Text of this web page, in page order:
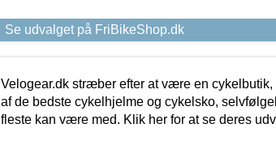
Se udvalget på FriBikeShop.dk
Velogear.dk stræber efter at være en cykelbutik,
af de bedste cykelhjelme og cykelsko,
fleste kan være med. Klik her for at se deres